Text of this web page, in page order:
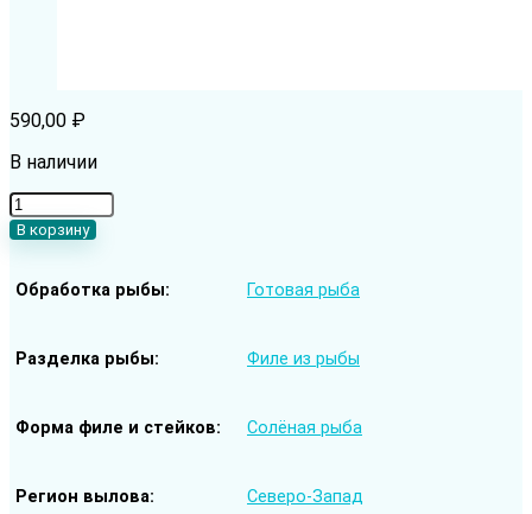
590,00 ₽
В наличии
Количество
товара
Форель
соли
нарезка
уп
В корзину
Обработка рыбы Готовая рыба
Разделка рыбы Филе из рыбы
Форма филе и стейков Солёная рыба
Регион вылова Северо-Запад